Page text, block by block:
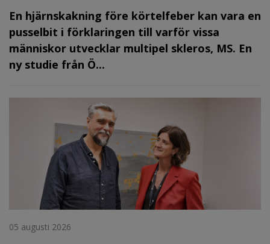
En hjärnskakning före körtelfeber kan vara en
pusselbit i förklaringen till varför vissa
människor utvecklar multipel skleros, MS. En
ny studie från Ö...
05 augusti 2026